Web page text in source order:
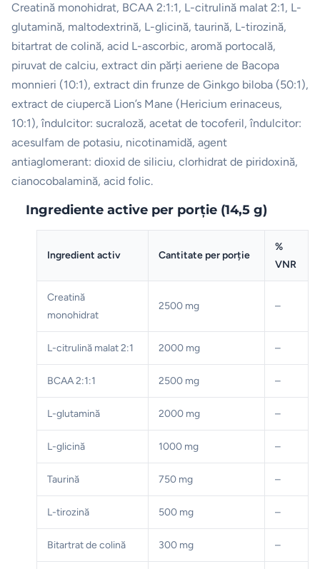
Creatină monohidrat, BCAA 2:1:1, L-citrulină malat 2:1, L-
glutamină, maltodextrină, L-glicină, taurină, L-tirozină,
bitartrat de colină, acid L-ascorbic, aromă portocală,
piruvat de calciu, extract din părți aeriene de Bacopa
monnieri (10:1), extract din frunze de Ginkgo biloba (50:1),
extract de ciupercă Lion’s Mane (Hericium erinaceus,
10:1), îndulcitor: sucraloză, acetat de tocoferil, îndulcitor:
acesulfam de potasiu, nicotinamidă, agent
antiaglomerant: dioxid de siliciu, clorhidrat de piridoxină,
cianocobalamină, acid folic.
Ingrediente active per porție (14,5 g)
Ingredient activ Cantitate per porție
%
VNR
Creatină
monohidrat
2500 mg –
L-citrulină malat 2:1 2000 mg –
BCAA 2:1:1 2500 mg –
L-glutamină 2000 mg –
L-glicină 1000 mg –
Taurină 750 mg –
L-tirozină 500 mg –
Bitartrat de colină 300 mg –